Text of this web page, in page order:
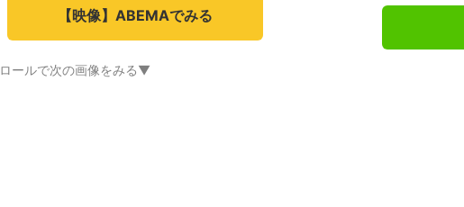
【映像】ABEMAでみる
ールで次の画像をみる▼